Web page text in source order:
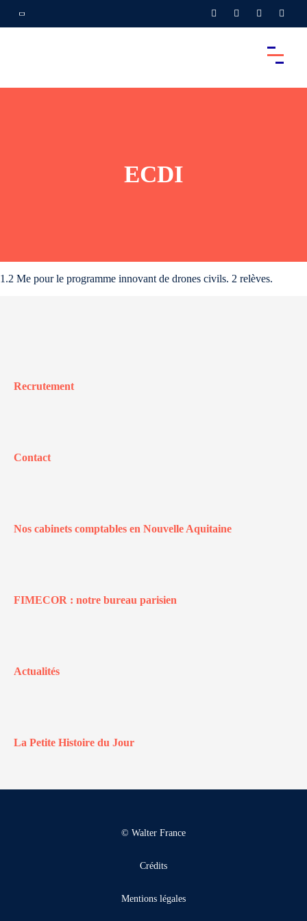
ECDI
1.2 Me pour le programme innovant de drones civils. 2 relèves.
Recrutement
Contact
Nos cabinets comptables en Nouvelle Aquitaine
FIMECOR : notre bureau parisien
Actualités
La Petite Histoire du Jour
© Walter France
Crédits
Mentions légales